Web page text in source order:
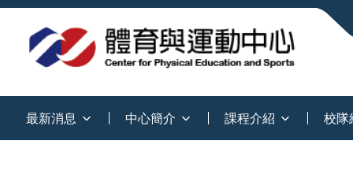
最新消息 中心簡介 課程介紹 校隊